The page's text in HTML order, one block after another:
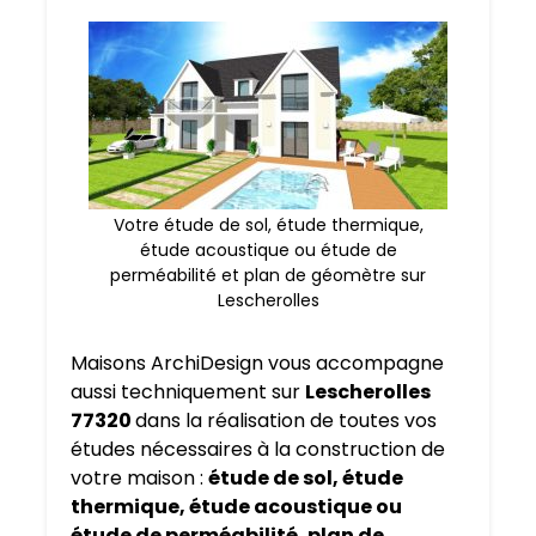
Votre étude de sol, étude thermique,
étude acoustique ou étude de
perméabilité et plan de géomètre sur
Lescherolles
Maisons ArchiDesign vous accompagne
aussi techniquement sur Lescherolles
77320dans la réalisation de toutes vos
études nécessaires à la construction de
votre maison : étude de sol, étude
thermique, étude acoustique ou